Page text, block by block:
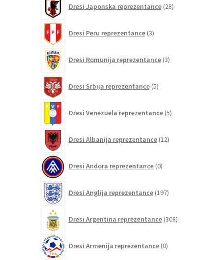
Dresi Japonska reprezentance 28izdelkov
Dresi Peru reprezentance 3izdelki
Dresi Romunija reprezentance 3izdelki
Dresi Srbija reprezentance 5izdelkov
Dresi Venezuela reprezentance 5izdelkov
Dresi Albanija reprezentance 12izdelkov
Dresi Andora reprezentance 0izdelkov
Dresi Anglija reprezentance 197izdelkov
Dresi Argentina reprezentance 308izdelkov
Dresi Armenija reprezentance 0izdelkov